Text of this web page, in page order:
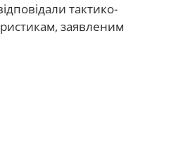
тактико-
заявленим